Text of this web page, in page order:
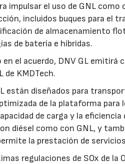
impulsar el uso de GNL
incluidos buques para el
de almacenamiento
de batería e híbridas.
el acuerdo, DNV GL emitirá
de KMDTech.
están diseñados para
de la plataforma
de carga y la
diésel como con GNL, y
la prestación de
regulaciones de SOx de